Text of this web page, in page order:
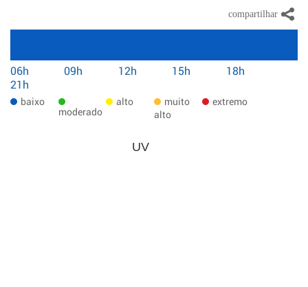
06h 09h 12h 15h
18h
21h
baixo
moderado
alto
muito
alto
extremo
UV